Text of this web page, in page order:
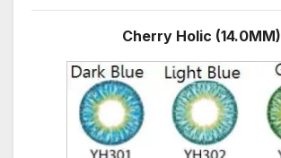
Cherry Holic (14.0MM)